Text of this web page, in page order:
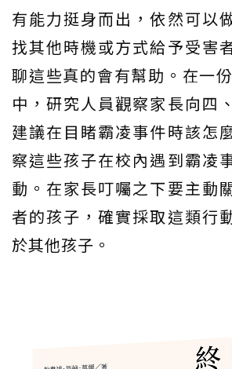
有能力挺身而出，依然可以
找其他時機或方式給予受害
聊這些真的會有幫助。在一
中，研究人員觀察家長向四
建議在目睹霸凌事件時該怎
察這些孩子在校內遇到霸凌
動。在家長叮囑之下要主動
者的孩子，確實採取這類行
於其他孩子。